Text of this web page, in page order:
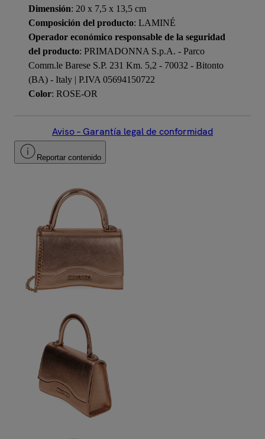
Dimensión: 20 x 7,5 x 13,5 cm
Composición del producto: LAMINÉ
Operador económico responsable de la seguridad
del producto: PRIMADONNA S.p.A. - Parco
Comm.le Barese S.P. 231 Km. 5,2 - 70032 - Bitonto
(BA) - Italy | P.IVA 05694150722
Color: ROSE-OR
Aviso – Garantía legal de conformidad
Reportar contenido